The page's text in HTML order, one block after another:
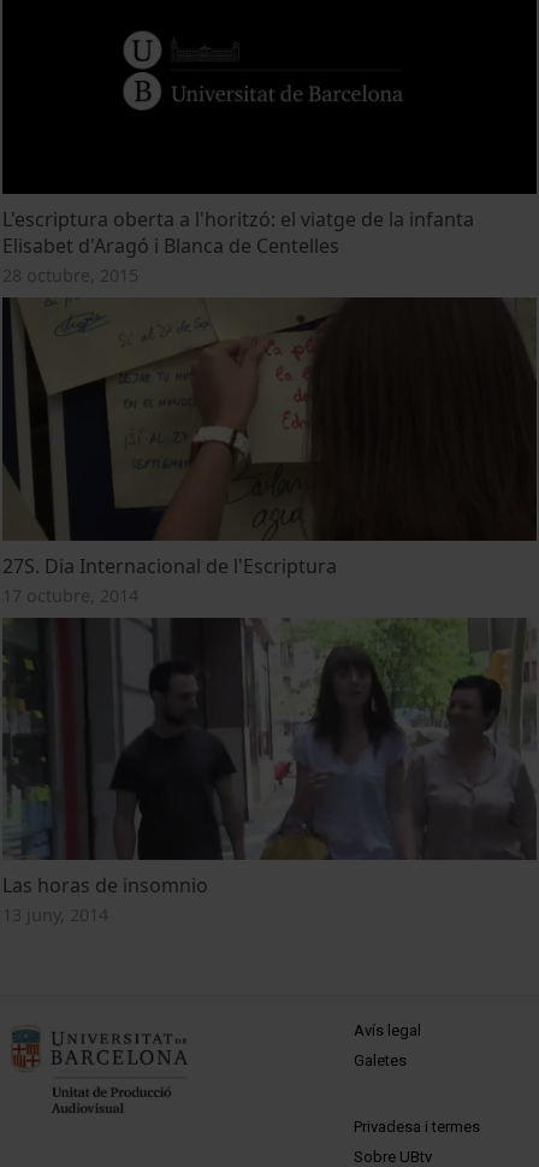
L'escriptura oberta a l'horitzó: el viatge de la infanta
Elisabet d'Aragó i Blanca de Centelles
28 octubre, 2015
27S. Dia Internacional de l'Escriptura
17 octubre, 2014
Las horas de insomnio
13 juny, 2014
MENÚ PEU 1
Avís legal
Galetes
PEU 2
Privadesa i termes
Sobre UBtv